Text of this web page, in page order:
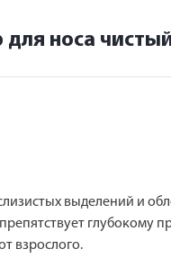
носа
выделений и
глубокому
взрослого.